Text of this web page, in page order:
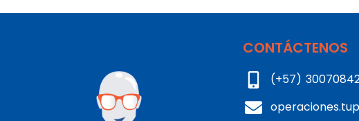
CONTÁCTENOS
(+57)